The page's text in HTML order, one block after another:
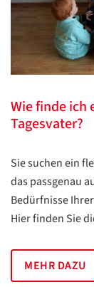
Wie finde ich
Tagesvater?
Sie suchen ein
das passgenau
Bedürfnisse
Hier finden Sie
MEHR DAZU